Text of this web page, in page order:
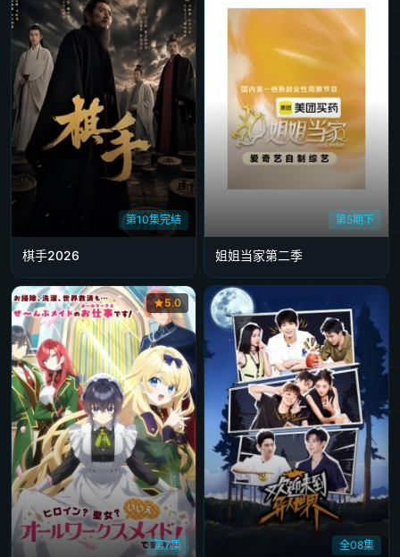
第10集完结
棋手2026
第5期下
姐姐当家第二季
第7集
5.0
全08集